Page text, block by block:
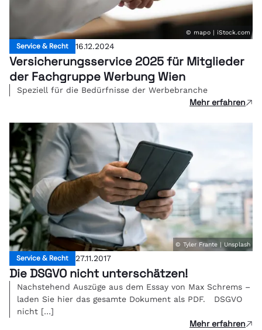
© mapo | iStock.com
Service & Recht 16.12.2024
Versicherungsservice 2025 für Mitglieder
der Fachgruppe Werbung Wien
Speziell für die Bedürfnisse der Werbebranche
Mehr erfahren
© Tyler Frante | Unsplash
Service & Recht 27.11.2017
Die DSGVO nicht unterschätzen!
Nachstehend Auszüge aus dem Essay von Max Schrems –
laden Sie hier das gesamte Dokument als PDF. DSGVO
nicht […]
Mehr erfahren